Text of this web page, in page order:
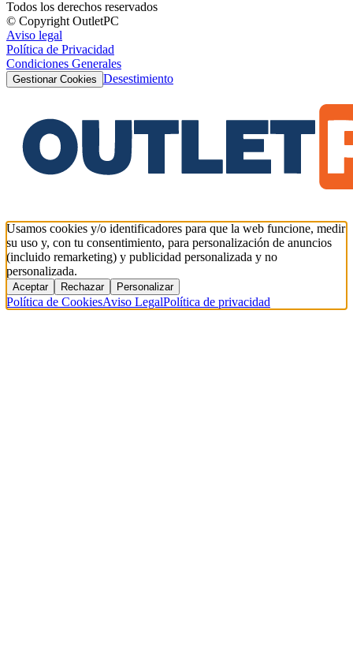
Todos los derechos reservados
© Copyright OutletPC
Aviso legal
Política de Privacidad
Condiciones Generales
Gestionar Cookies Desestimiento
Usamos cookies y/o identificadores para que la web funcione, medir
su uso y, con tu consentimiento, para personalización de anuncios
(incluido remarketing) y publicidad personalizada y no
personalizada.
Aceptar Rechazar Personalizar
Política de CookiesAviso LegalPolítica de privacidad